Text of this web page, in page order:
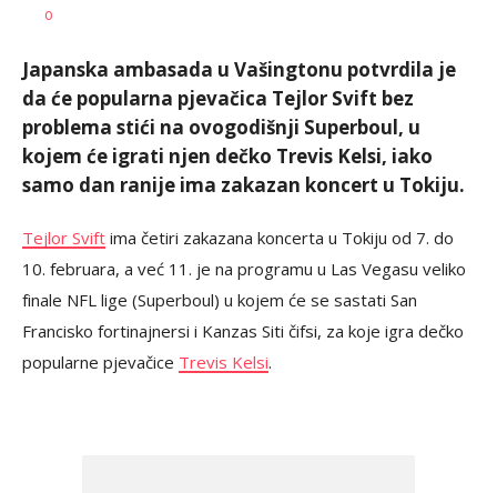
AUTOR
0
Japanska ambasada u Vašingtonu potvrdila je
da će popularna pjevačica Tejlor Svift bez
problema stići na ovogodišnji Superboul, u
kojem će igrati njen dečko Trevis Kelsi, iako
samo dan ranije ima zakazan koncert u Tokiju.
Tejlor Svift ima četiri zakazana koncerta u Tokiju od 7. do
10. februara, a već 11. je na programu u Las Vegasu veliko
finale NFL lige (Superboul) u kojem će se sastati San
Francisko fortinajnersi i Kanzas Siti čifsi, za koje igra dečko
popularne pjevačice Trevis Kelsi.